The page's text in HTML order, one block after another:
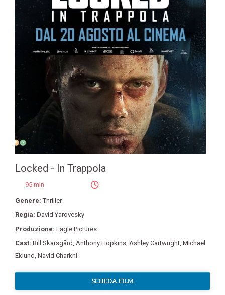
Locked - In Trappola
95 min
Genere:Thriller
Regia: David Yarovesky
Produzione: Eagle Pictures
Cast: Bill Skarsgård Anthony Hopkins Ashley Cartwright Michael
Eklund Navid Charkhi
SCHEDA FILM